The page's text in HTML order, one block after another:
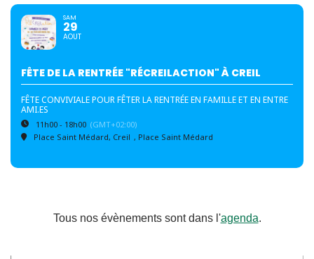
SAM
29
AOUT
FÊTE DE LA RENTRÉE "RÉCREILACTION" À CREIL
FÊTE CONVIVIALE POUR FÊTER LA RENTRÉE EN FAMILLE ET EN ENTRE
AMI.ES
11h00 - 18h00 (GMT+02:00)
Place Saint Médard, Creil , Place Saint Médard
Tous nos évènements sont dans l'agenda.